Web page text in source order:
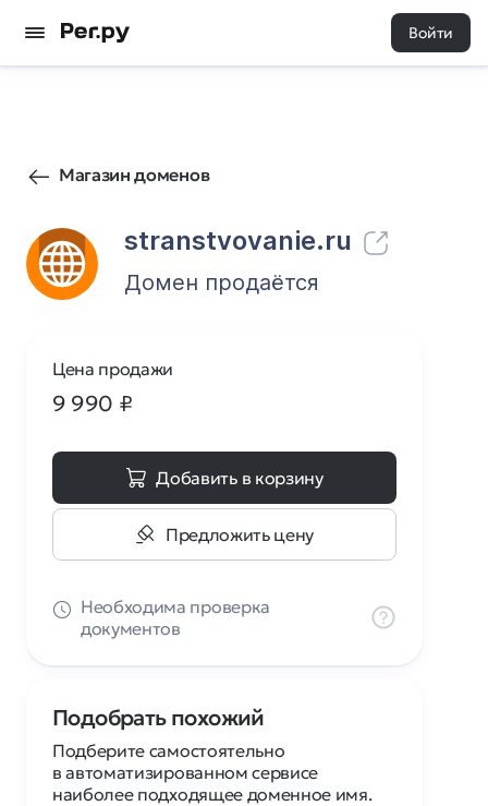
Войти
Магазин доменов
stranstvovanie.ru
0 0
Домен продаётся
Цена продажи
9 990 ₽
Добавить в корзину
Предложить цену
Необходима проверка
документов
Подобрать похожий
Подберите самостоятельно
в автоматизированном сервисе
наиболее подходящее доменное имя.